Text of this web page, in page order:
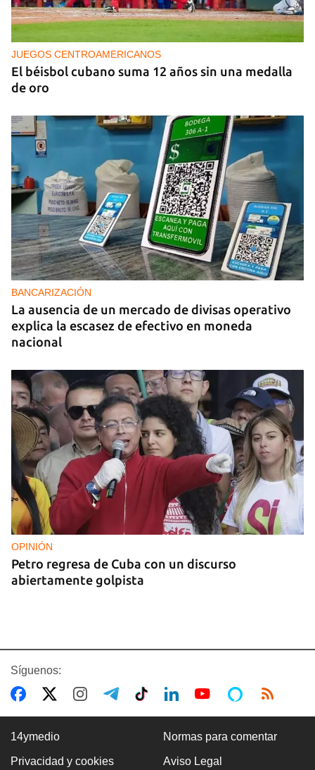
PODCAST
Cafecito informativo del viernes 7 de agosto de
2026
JUEGOS CENTROAMERICANOS
El béisbol cubano suma 12 años sin una medalla
de oro
BANCARIZACIÓN
La ausencia de un mercado de divisas operativo
explica la escasez de efectivo en moneda
nacional
OPINIÓN
Petro regresa de Cuba con un discurso
abiertamente golpista
Síguenos:
14ymedio Normas para comentar
Privacidad y cookies Aviso Legal